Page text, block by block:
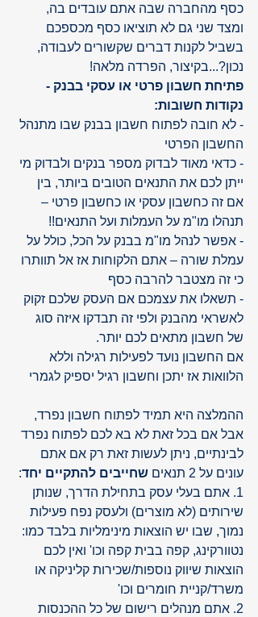
כסף מהחברה שבה אתם עובדים בה,
ומצד שני גם לא תוציאו כסף מכספכם
בשביל לקנות דברים שקשורים לעבודה,
נכון?...בקיצור, הפרדה מלאה!
פתיחת חשבון פרטי או עסקי בבנק -
נקודות חשובות:
- לא חובה לפתוח חשבון בבנק שבו מתנהל
החשבון הפרטי
- כדאי מאוד לבדוק מספר בנקים ולבדוק מי
ייתן לכם את התנאים הטובים ביותר, בין
אם זה כחשבון עסקי או כחשבון פרטי –
תנהלו מו"מ על העמלות ועל התנאים!!
- אפשר לנהל מו"מ בבנק על הכל, כולל על
עמלת שורה – אתם הלקוחות אז אל תוותרו
כי זה מצטבר להרבה כסף
- תשאלו את עצמכם אם העסק שלכם זקוק
לאשראי מהבנק ולפי זה תבדקו איזה סוג
של חשבון מתאים לכם יותר.
אם החשבון נועד לפעילות רגילה וללא
הלוואות אז יתכן וחשבון רגיל יספיק לגמרי
ההמלצה היא תמיד לפתוח חשבון נפרד,
אבל אם בכל זאת לא בא לכם לפתוח נפרד
לבינתיים, ניתן לעשות זאת רק אם אתם
עונים על 2 תנאים
שחייבים להתקיים יחד:
1. אתם בעלי עסק בתחילת הדרך, שנותן
שירותים (לא מוצרים) ולעסק נפח פעילות
נמוך, שבו יש הוצאות מינימליות בלבד כמו:
נטוורקינג, קפה בבית קפה וכו' ואין לכם
הוצאות שיווק נוספות/שכירות קליניקה או
משרד/קניית חומרים וכו'
2. אתם מנהלים רישום של כל ההכנסות